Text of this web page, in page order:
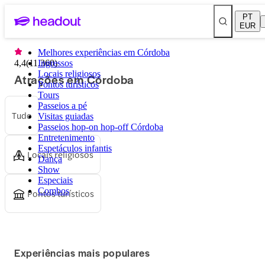
PT
EUR
Melhores experiências em Córdoba
Ingressos
Locais religiosos
Pontos turísticos
Tours
Passeios a pé
Visitas guiadas
Passeios hop-on hop-off Córdoba
Entretenimento
Espetáculos infantis
Dança
Show
Especiais
Combos
4,4(11.360)
Atrações em Córdoba
Tudo
Locais religiosos
Pontos turísticos
Experiências mais populares